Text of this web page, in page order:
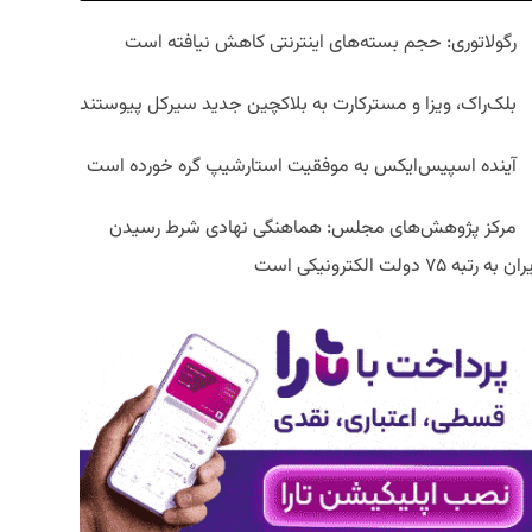
رگولاتوری: حجم بسته‌های اینترنتی کاهش نیافته است
بلک‌راک، ویزا و مسترکارت به بلاکچین جدید سیرکل پیوستند
آینده اسپیس‌ایکس به موفقیت استارشیپ گره خورده است
مرکز پژوهش‌های مجلس: هماهنگی نهادی شرط رسیدن
به رتبه ۷۵ دولت الکترونیکی است